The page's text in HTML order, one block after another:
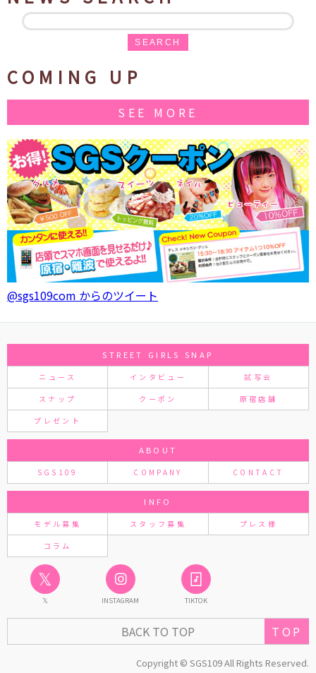
SEARCH
COMING UP
SEE MORE
@sgs109com からのツイート
STREET GIRLS SNAP
ニュース インタビュー 試写会
スナップ クーポン 原宿店舗
プレゼント
ABOUT
SGS109 COMPANY CONTACT
INFO
モデル募集 スタッフ募集 プレス様
コラム
𝕏
𝕏 INSTAGRAM TIKTOK
BACK TO TOP
Copyright © SGS109 All Rights Reserved.
TOP